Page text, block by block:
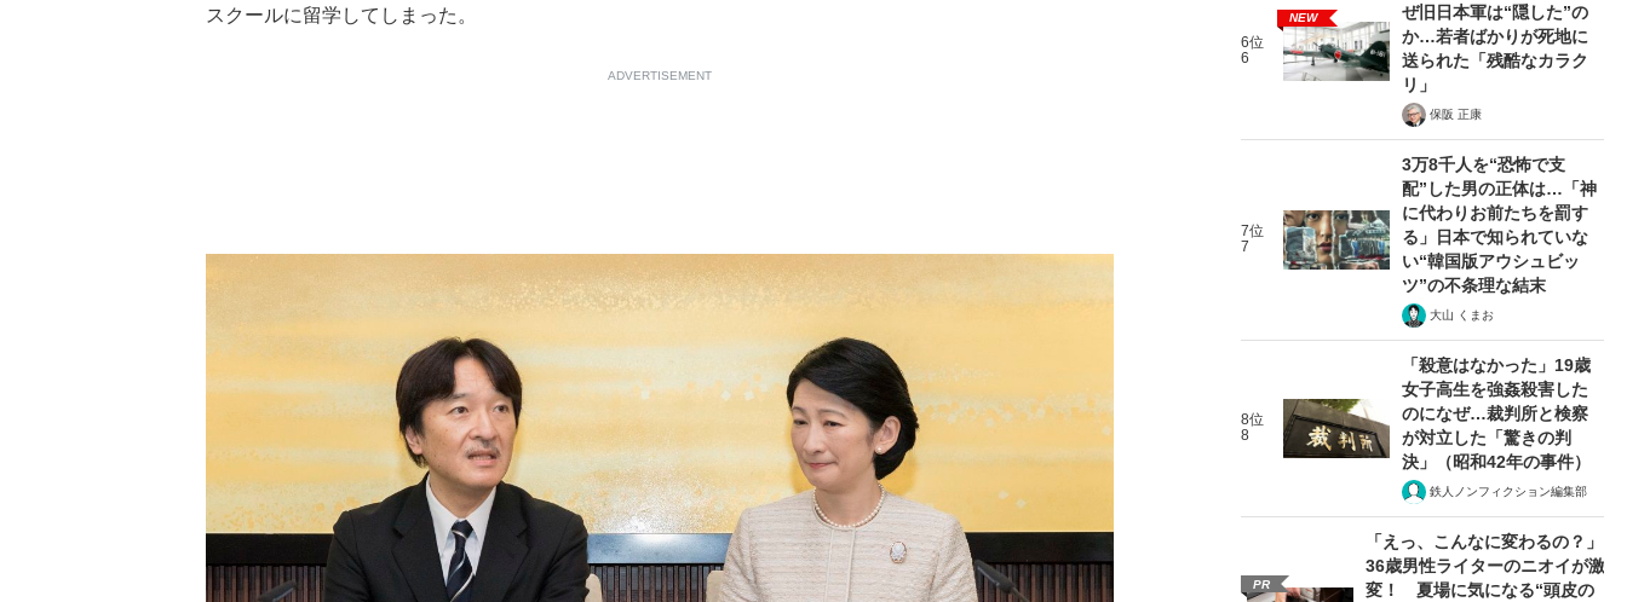
スクールに留学してしまった。
ADVERTISEMENT
6位
6
NEW
ぜ旧日本軍は“隠した”の
か…若者ばかりが死地に
送られた「残酷なカラク
リ」
保阪 正康
7位
7
3万8千人を“恐怖で支
配”した男の正体は…「神
に代わりお前たちを罰す
る」日本で知られていな
い“韓国版アウシュビッ
ツ”の不条理な結末
大山 くまお
8位
8
「殺意はなかった」19歳
女子高生を強姦殺害した
のになぜ…裁判所と検察
が対立した「驚きの判
決」（昭和42年の事件）
鉄人ノンフィクション編集部
PR
「えっ、こんなに変わるの？」
36歳男性ライターのニオイが激
変！ 夏場に気になる“頭皮の